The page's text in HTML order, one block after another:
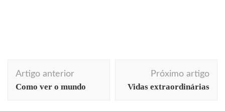
de
Artigo anterior
Como ver o mundo
Próximo artigo
Vidas extraordinárias